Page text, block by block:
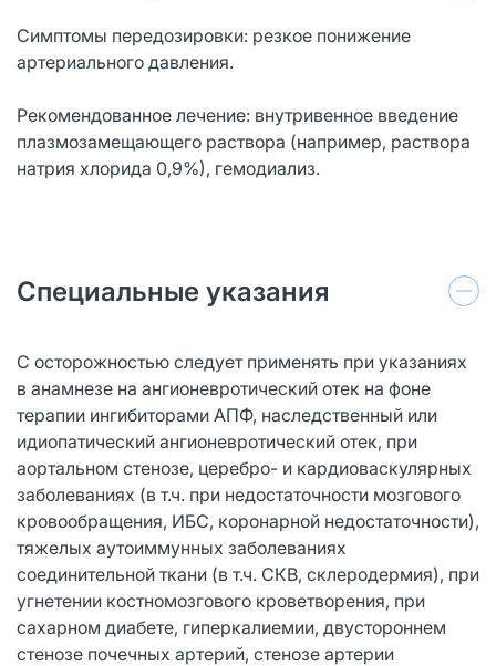
Симптомы передозировки: резкое понижение
артериального давления.
Рекомендованное лечение: внутривенное введение
плазмозамещающего раствора (например, раствора
натрия хлорида 0,9%), гемодиализ.
Специальные указания
C осторожностью следует применять при указаниях
в анамнезе на ангионевротический отек на фоне
терапии ингибиторами АПФ, наследственный или
идиопатический ангионевротический отек, при
аортальном стенозе, церебро- и кардиоваскулярных
заболеваниях (в т.ч. при недостаточности мозгового
кровообращения, ИБС, коронарной недостаточности),
тяжелых аутоиммунных заболеваниях
соединительной ткани (в т.ч. СКВ, склеродермия), при
угнетении костномозгового кроветворения, при
сахарном диабете, гиперкалиемии, двустороннем
стенозе почечных артерий, стенозе артерии